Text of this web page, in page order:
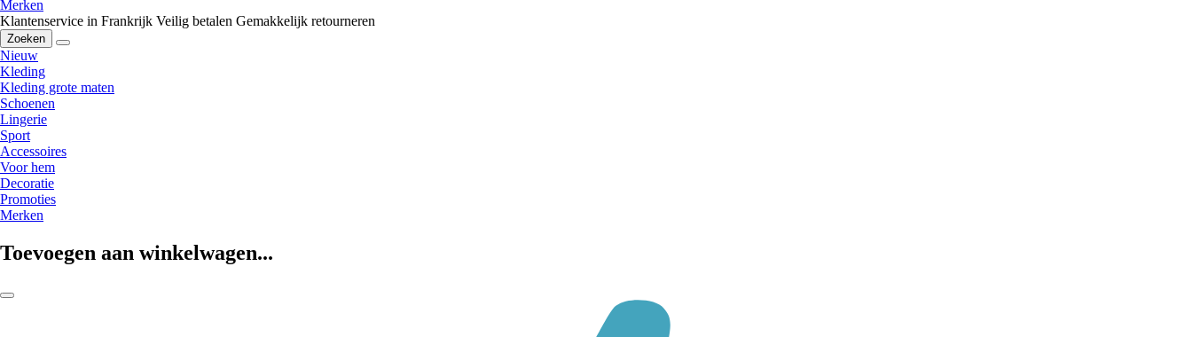
Merken
Klantenservice in Frankrijk Veilig betalen Gemakkelijk retourneren
Zoeken
Nieuw
Kleding
Kleding grote maten
Schoenen
Lingerie
Sport
Accessoires
Voor hem
Decoratie
Promoties
Merken
Toevoegen aan winkelwagen...